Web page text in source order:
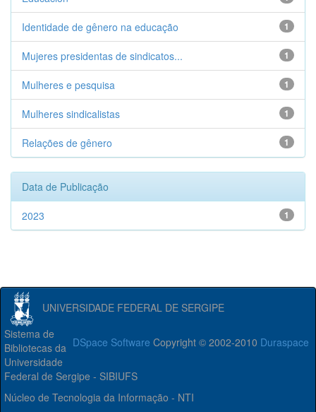
1
Identidade de gênero na educação
1
Mujeres presidentas de sindicatos...
1
Mulheres e pesquisa
1
Mulheres sindicalistas
1
Relações de gênero
Data de Publicação
1
2023
UNIVERSIDADE FEDERAL DE SERGIPE
DSpace Software Copyright © 2002-2010 Duraspace
Sistema de
Bibliotecas da
Universidade
Federal de Sergipe - SIBIUFS
Núcleo de Tecnologia da Informação - NTI